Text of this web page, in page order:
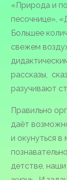
«Природа и
песочнице»,
Большее
свежем
рассказы,
разучивают
Правильно
даёт
и окунуться в
детстве,